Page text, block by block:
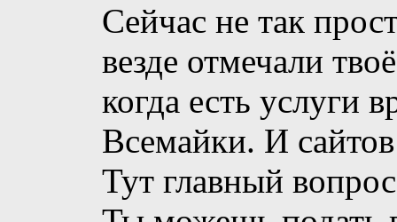
Сейчас не так
везде отмечали
когда есть услуги
Всемайки. И
Тут главный